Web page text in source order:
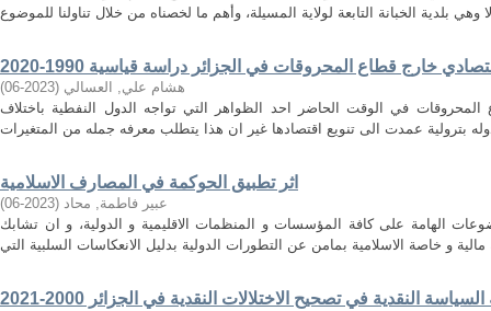
خارج قطاع المحروقات في الجزائر دراسة قياسية 1990-2020
هشام علي, العسالي (
2023-06
)
المحروقات في الوقت الحاضر احد الظواهر التي تواجه الدول النفطية باختلاف
اثر تطبيق الحوكمة في المصارف الاسلامية
عبير فاطمة, محاد (
2023-06
)
الهامة على كافة المؤسسات و المنظمات الاقليمية و الدولية، و ان تشابك
النقدية في تصحيح الاختلالات النقدية في الجزائر 2000-2021